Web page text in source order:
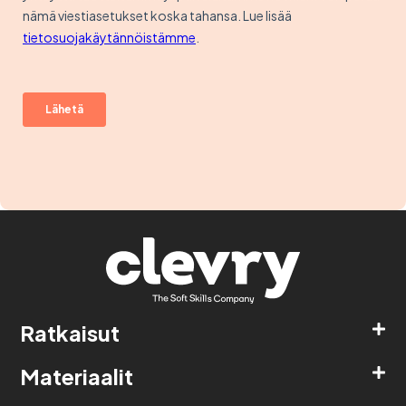
Ratkaisut
Materiaalit